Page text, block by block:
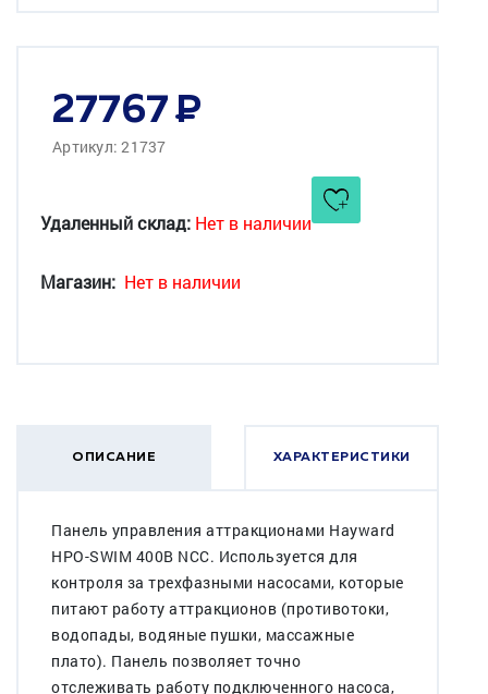
27767
Артикул: 21737
Удаленный склад: Нет в наличии
Магазин: Нет в наличии
ОПИСАНИЕ ХАРАКТЕРИСТИКИ
Панель управления аттракционами Hayward
HPO-SWIM 400В NCC. Используется для
контроля за трехфазными насосами, которые
питают работу аттракционов (противотоки,
водопады, водяные пушки, массажные
плато). Панель позволяет точно
отслеживать работу подключенного насоса,